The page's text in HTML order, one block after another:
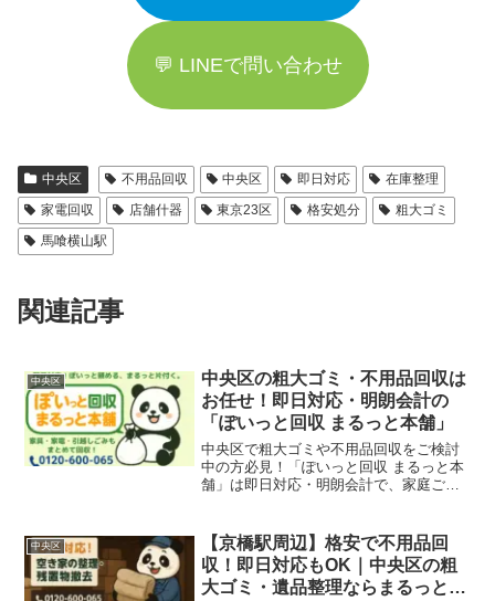
💬 LINEで問い合わせ
中央区 不用品回収 中央区 即日対応
在庫整理
家電回収
店舗什器 東京23区 格安処分
粗大ゴミ
馬喰横山駅
関連記事
中央区
中央区の粗大ゴミ・不用品回収は
お任せ！即日対応・明朗会計の
「ぽいっと回収 まるっと本舗」
中央区で粗大ゴミや不用品回収をご検討
中の方必見！「ぽいっと回収 まるっと本
舗」は即日対応・明朗会計で、家庭ご
地・日本橋・月島エリアも対応可能で
す。
中央区
【京橋駅周辺】格安で不用品回
収！即日対応もOK｜中央区の粗
大ゴミ・遺品整理ならまるっと本